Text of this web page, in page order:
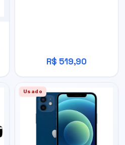
R$ 519,90
Usado